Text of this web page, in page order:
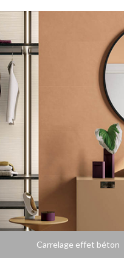
Carrelage effet béton